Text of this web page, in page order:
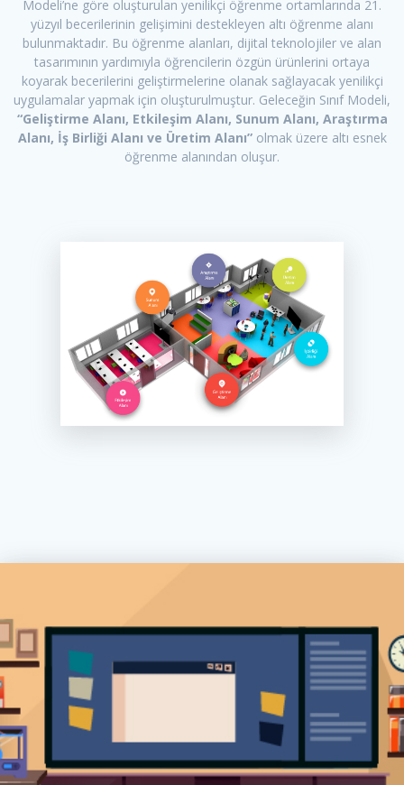
Modeli’ne göre oluşturulan yenilikçi öğrenme ortamlarında 21.
yüzyıl becerilerinin gelişimini destekleyen altı öğrenme alanı
bulunmaktadır. Bu öğrenme alanları, dijital teknolojiler ve alan
tasarımının yardımıyla öğrencilerin özgün ürünlerini ortaya
koyarak becerilerini geliştirmelerine olanak sağlayacak yenilikçi
uygulamalar yapmak için oluşturulmuştur. Geleceğin Sınıf Modeli,
“Geliştirme Alanı, Etkileşim Alanı, Sunum Alanı, Araştırma
Alanı, İş Birliği Alanı ve Üretim Alanı”olmak üzere altı esnek
öğrenme alanından oluşur.